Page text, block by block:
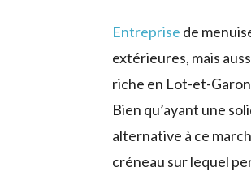
Entreprise de
extérieures, mais
riche en Lot-et-
Bien qu’ayant une
alternative à ce
créneau sur lequel